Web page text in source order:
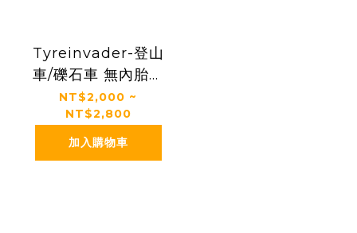
Tyreinvader-登山
車/礫石車 無內胎防
撞內襯(1車份)
NT$2,000 ~
NT$2,800
加入購物車